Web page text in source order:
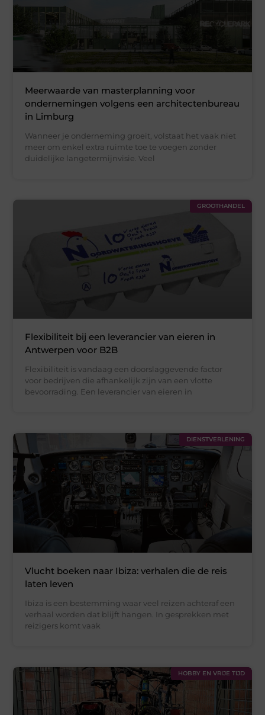
Meerwaarde van masterplanning voor
ondernemingen volgens een architectenbureau
in Limburg
Wanneer je onderneming groeit, volstaat het vaak niet
meer om enkel extra ruimte toe te voegen zonder
duidelijke langetermijnvisie. Veel
GROOTHANDEL
Flexibiliteit bij een leverancier van eieren in
Antwerpen voor B2B
Flexibiliteit is vandaag een doorslaggevende factor
voor bedrijven die afhankelijk zijn van een vlotte
bevoorrading. Een leverancier van eieren in
DIENSTVERLENING
Vlucht boeken naar Ibiza: verhalen die de reis
laten leven
Ibiza is een bestemming waar veel reizen achteraf een
verhaal worden dat blijft hangen. In gesprekken met
reizigers komt vaak
HOBBY EN VRIJE TIJD